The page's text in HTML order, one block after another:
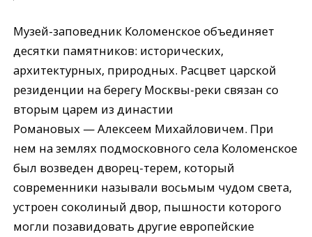
Музей-заповедник Коломенское объединяет
десятки памятников: исторических,
архитектурных, природных. Расцвет царской
резиденции на берегу Москвы-реки связан со
вторым царем из династии
Романовых — Алексеем Михайловичем. При
нем на землях подмосковного села Коломенское
был возведен дворец-терем, который
современники называли восьмым чудом света,
устроен соколиный двор, пышности которого
могли позавидовать другие европейские